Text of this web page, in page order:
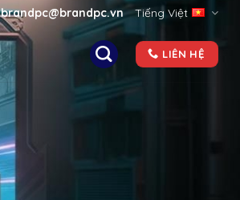
brandpc@brandpc.vn Tiếng Việt
LIÊN HỆ